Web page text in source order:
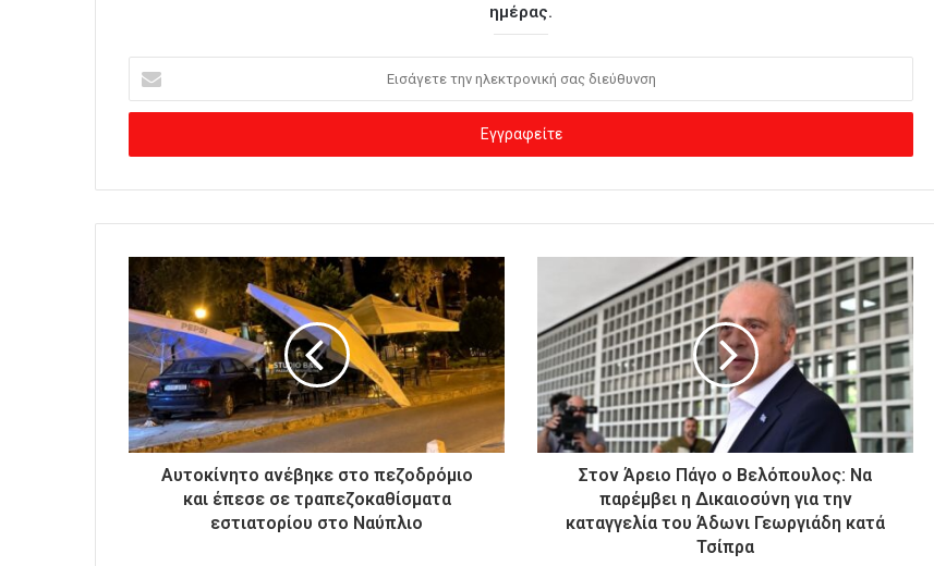
ημέρας.
σ
γ
ε
η
λ
κ
τ
ρ
ο
Αυτοκίνητο ανέβηκε στο πεζοδρόμιο
και έπεσε σε τραπεζοκαθίσματα
εστιατορίου στο Ναύπλιο
Στον Άρειο Πάγο ο Βελόπουλος: Να
παρέμβει η Δικαιοσύνη για την
καταγγελία του Άδωνι Γεωργιάδη κατά
Τσίπρα